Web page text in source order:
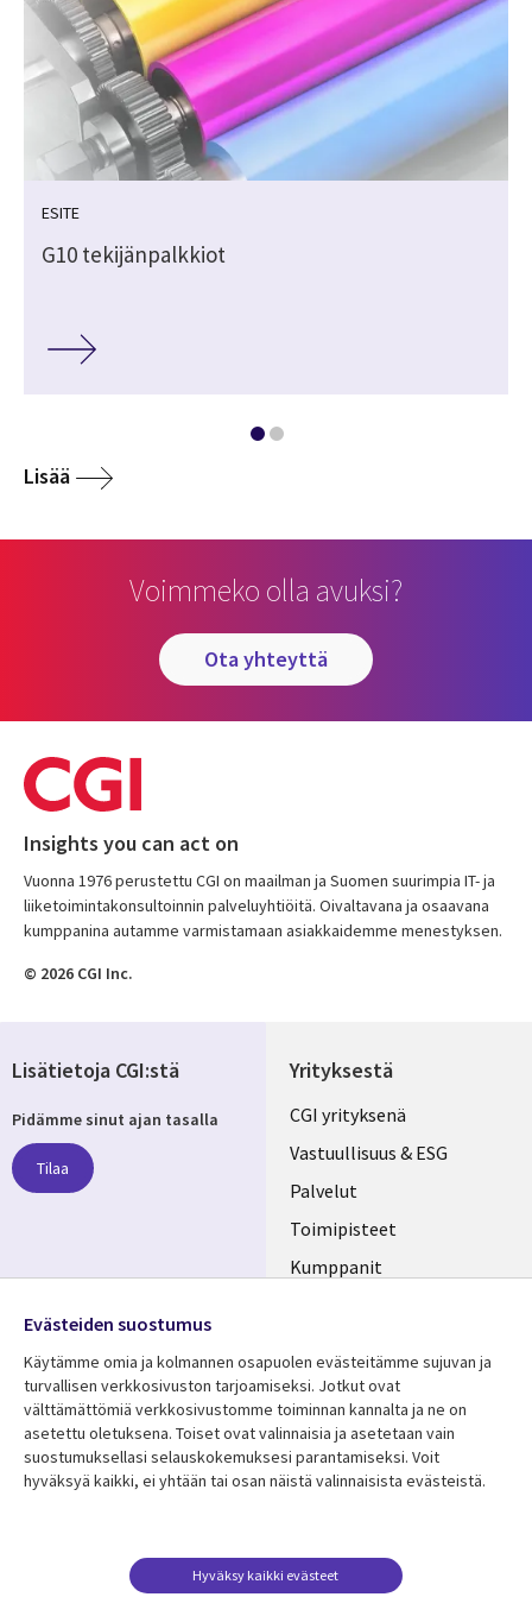
ESITE
G10 tekijänpalkkiot
Lisää
Voimmeko olla avuksi?
ota yhteyttä
Insights you can act on
Vuonna 1976 perustettu CGI on maailman ja Suomen suurimpia IT- ja
liiketoimintakonsultoinnin palveluyhtiöitä. Oivaltavana ja osaavana
kumppanina autamme varmistamaan asiakkaidemme menestyksen.
© 2026 CGI Inc.
Yrityksestä
Useful
links
FINLAND
CGI yrityksenä
Vastuullisuus & ESG
Palvelut
Toimipisteet
Kumppanit
Resurssikeskus
Library
FINLAND
Asiakastarinat
Lisätietoa
Legal
Tietosuoja
Käyttöehdot
Lisätietoja CGI:stä
Pidämme sinut ajan tasalla
Tilaa
Media
FINLAND
Evästeiden suostumus
Käytämme omia ja kolmannen osapuolen evästeitämme sujuvan ja
turvallisen verkkosivuston tarjoamiseksi. Jotkut ovat
välttämättömiä verkkosivustomme toiminnan kannalta ja ne on
asetettu oletuksena. Toiset ovat valinnaisia ​​ja asetetaan vain
suostumuksellasi selauskokemuksesi parantamiseksi. Voit
hyväksyä kaikki, ei yhtään tai osan näistä valinnaisista evästeistä.
Hyväksy kaikki evästeet